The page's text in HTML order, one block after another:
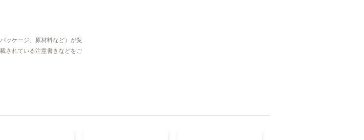
ッケージ、原材料など）が変
されている注意書きなどをご